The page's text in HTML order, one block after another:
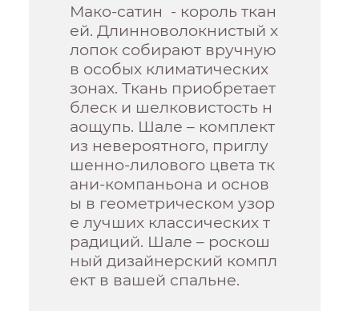
Мако-сатин - король ткан
ей. Длинноволокнистый х
лопок собирают вручную
в особых климатических
зонах. Ткань приобретает
блеск и шелковистость н
аощупь. Шале – комплект
из невероятного, приглу
шенно-лилового цвета тк
ани-компаньона и основ
ы в геометрическом узор
е лучших классических т
радиций. Шале – роскош
ный дизайнерский компл
ект в вашей спальне.